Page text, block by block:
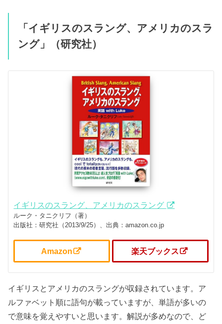
「イギリスのスラング、アメリカのスラ
ング」（研究社）
イギリスのスラング、アメリカのスラング
ルーク・タニクリフ（著）
出版社：研究社（2013/9/25）、出典：amazon.co.jp
Amazon 楽天ブックス
イギリスとアメリカのスラングが収録されています。ア
ルファベット順に語句が載っていますが、単語が多いの
で意味を覚えやすいと思います。解説が多めなので、ど